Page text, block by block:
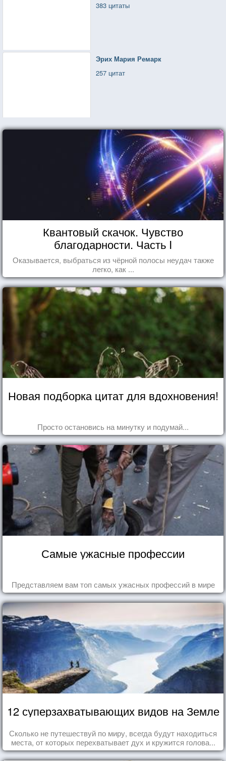
383 цитаты
Эрих Мария Ремарк
257 цитат
Квантовый скачок. Чувство
благодарности. Часть I
Оказывается, выбраться из чёрной полосы неудач также
легко, как ...
Новая подборка цитат для вдохновения!
Просто остановись на минутку и подумай...
Самые ужасные профессии
Представляем вам топ самых ужасных профессий в мире
12 суперзахватывающих видов на Земле
Сколько не путешествуй по миру, всегда будут находиться
места, от которых перехватывает дух и кружится голова...